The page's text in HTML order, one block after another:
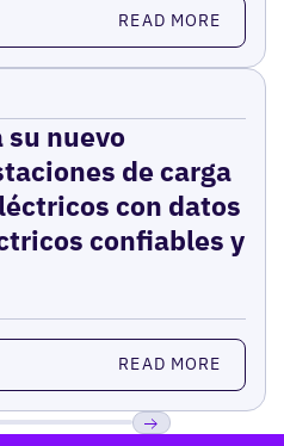
READ MORE
nuevo
de carga
con datos
confiables y
READ MORE